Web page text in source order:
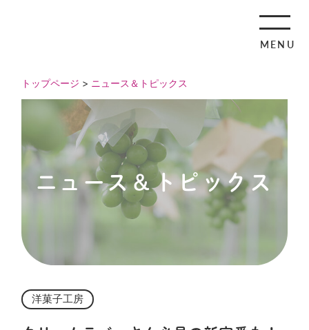
MENU
トップページ > ニュース＆トピックス
ニュース＆トピックス
洋菓子工房